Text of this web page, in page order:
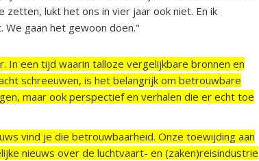
lukt het ons in vier jaar ook niet. En ik
We gaan het gewoon doen."
In een tijd waarin talloze vergelijkbare bronnen en
schreeuwen, is het belangrijk om betrouwbare
maar ook perspectief en verhalen die er echt toe
vind je die betrouwbaarheid. Onze toewijding aan
nieuws over de luchtvaart- en (zaken)reisindustrie